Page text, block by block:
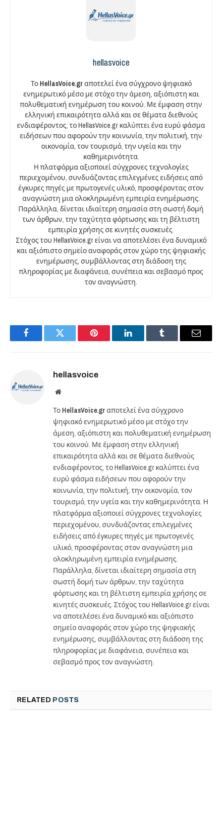
hellasvoice
Το HellasVoice.grαποτελεί ένα σύγχρονο ψηφιακό
ενημερωτικό μέσο με στόχο την άμεση, αξιόπιστη και
πολυθεματική ενημέρωση του κοινού. Με έμφαση στην
ελληνική επικαιρότητα αλλά και σε θέματα διεθνούς
ενδιαφέροντος, το HellasVoice.gr καλύπτει ένα ευρύ φάσμα
ειδήσεων που αφορούν την κοινωνία, την πολιτική, την
οικονομία, τον τουρισμό, την υγεία και την
καθημερινότητα.
Η πλατφόρμα αξιοποιεί σύγχρονες τεχνολογίες
περιεχομένου, συνδυάζοντας επιλεγμένες ειδήσεις από
έγκυρες πηγές με πρωτογενές υλικό, προσφέροντας στον
αναγνώστη μια ολοκληρωμένη εμπειρία ενημέρωσης.
Παράλληλα, δίνεται ιδιαίτερη σημασία στη σωστή δομή
των άρθρων, την ταχύτητα φόρτωσης και τη βέλτιστη
εμπειρία χρήσης σε κινητές συσκευές.
Στόχος του HellasVoice.gr είναι να αποτελέσει ένα δυναμικό
και αξιόπιστο σημείο αναφοράς στον χώρο της ψηφιακής
ενημέρωσης, συμβάλλοντας στη διάδοση της
πληροφορίας με διαφάνεια, συνέπεια και σεβασμό προς
τον αναγνώστη.
FacebookTwitter Pinterest LinkedInTumblr Email
hellasvoice
Website
Το HellasVoice.grαποτελεί ένα σύγχρονο
ψηφιακό ενημερωτικό μέσο με στόχο την
άμεση, αξιόπιστη και πολυθεματική ενημέρωση
του κοινού. Με έμφαση στην ελληνική
επικαιρότητα αλλά και σε θέματα διεθνούς
ενδιαφέροντος, το HellasVoice.gr καλύπτει ένα
ευρύ φάσμα ειδήσεων που αφορούν την
κοινωνία, την πολιτική, την οικονομία, τον
τουρισμό, την υγεία και την καθημερινότητα. Η
πλατφόρμα αξιοποιεί σύγχρονες τεχνολογίες
περιεχομένου, συνδυάζοντας επιλεγμένες
ειδήσεις από έγκυρες πηγές με πρωτογενές
υλικό, προσφέροντας στον αναγνώστη μια
ολοκληρωμένη εμπειρία ενημέρωσης.
Παράλληλα, δίνεται ιδιαίτερη σημασία στη
σωστή δομή των άρθρων, την ταχύτητα
φόρτωσης και τη βέλτιστη εμπειρία χρήσης σε
κινητές συσκευές. Στόχος του HellasVoice.gr είναι
να αποτελέσει ένα δυναμικό και αξιόπιστο
σημείο αναφοράς στον χώρο της ψηφιακής
ενημέρωσης, συμβάλλοντας στη διάδοση της
πληροφορίας με διαφάνεια, συνέπεια και
σεβασμό προς τον αναγνώστη.
RELATED POSTS